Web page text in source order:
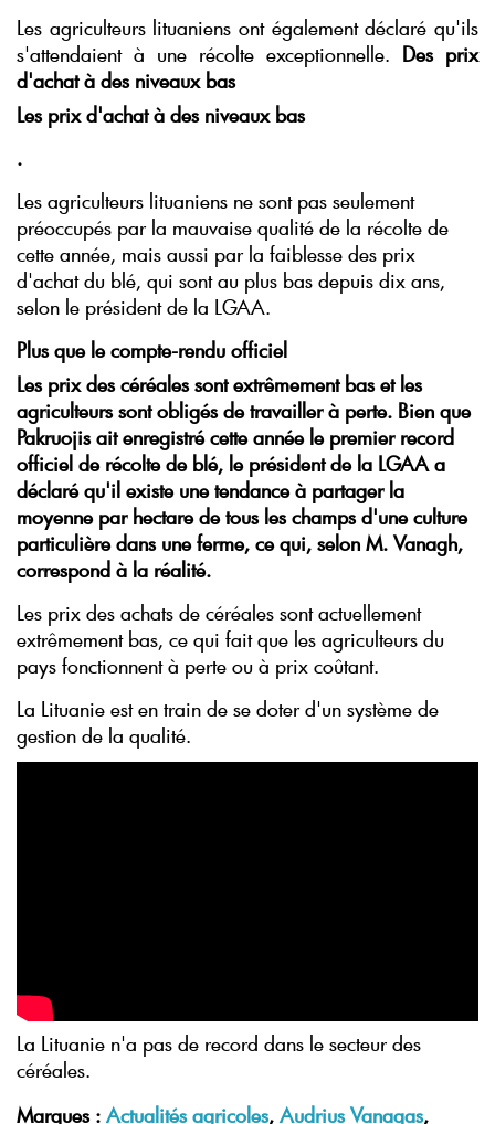
Les agriculteurs lituaniens ont également déclaré qu'ils
s'attendaient à une récolte exceptionnelle. Des prix
d'achat à des niveaux bas
Les prix d'achat à des niveaux bas
.
Les agriculteurs lituaniens ne sont pas seulement
préoccupés par la mauvaise qualité de la récolte de
cette année, mais aussi par la faiblesse des prix
d'achat du blé, qui sont au plus bas depuis dix ans,
selon le président de la LGAA.
Plus que le compte-rendu officiel
Les prix des céréales sont extrêmement bas et les
agriculteurs sont obligés de travailler à perte. Bien que
Pakruojis ait enregistré cette année le premier record
officiel de récolte de blé, le président de la LGAA a
déclaré qu'il existe une tendance à partager la
moyenne par hectare de tous les champs d'une culture
particulière dans une ferme, ce qui, selon M. Vanagh,
correspond à la réalité.
Les prix des achats de céréales sont actuellement
extrêmement bas, ce qui fait que les agriculteurs du
pays fonctionnent à perte ou à prix coûtant.
La Lituanie est en train de se doter d'un système de
gestion de la qualité.
La Lituanie n'a pas de record dans le secteur des
céréales.
Marques : Actualités agricoles, Audrius Vanagas,